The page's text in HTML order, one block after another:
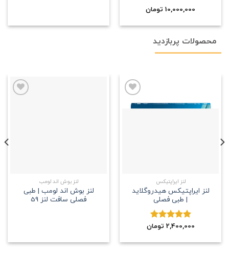
10,000,000 تومان
محصولات پربازدید
لنز ایراپتیکس
لنز ایراپتیکس هیدروگلاید
| طبی فصلی
نمره5.002,400,000 تومان
لنز بوش اند لومب
لنز بوش اند لومب | طبی
فصلی سافت لنز 59